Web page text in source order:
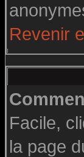
Revenir
Facile,
la page